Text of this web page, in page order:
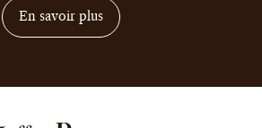
En savoir plussur comment devenir